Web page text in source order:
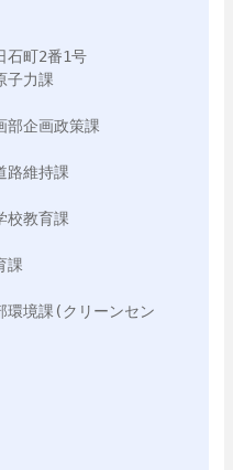
石町2番1号
子力課
部企画政策課
路維持課
校教育課
課
環境課(クリーンセン